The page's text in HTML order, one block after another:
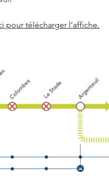
pour télécharger l’affiche.